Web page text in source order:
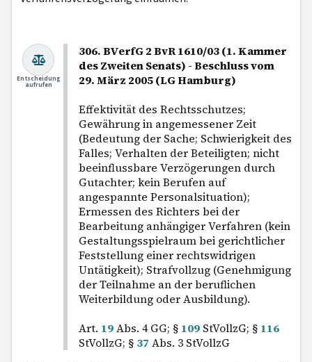
306. BVerfG 2 BvR 1610/03 (1. Kammer
des Zweiten Senats) - Beschluss vom
29. März 2005 (LG Hamburg)
Effektivität des Rechtsschutzes;
Gewährung in angemessener Zeit
(Bedeutung der Sache; Schwierigkeit des
Falles; Verhalten der Beteiligten; nicht
beeinflussbare Verzögerungen durch
Gutachter; kein Berufen auf
angespannte Personalsituation);
Ermessen des Richters bei der
Bearbeitung anhängiger Verfahren (kein
Gestaltungsspielraum bei gerichtlicher
Feststellung einer rechtswidrigen
Untätigkeit); Strafvollzug (Genehmigung
der Teilnahme an der beruflichen
Weiterbildung oder Ausbildung).
Art. 19Abs. 4 GG; § 109 StVollzG; § 116
StVollzG; § 37 Abs. 3 StVollzG
Entscheidung
aufrufen